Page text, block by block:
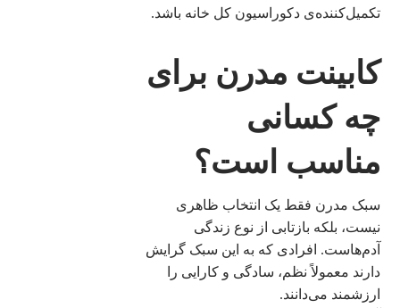
تکمیل‌کننده‌ی دکوراسیون کل خانه باشد.
کابینت مدرن برای
چه کسانی
مناسب است؟
سبک مدرن فقط یک انتخاب ظاهری
نیست، بلکه بازتابی از نوع زندگی
آدم‌هاست. افرادی که به این سبک گرایش
دارند معمولاً نظم، سادگی و کارایی را
ارزشمند می‌دانند.